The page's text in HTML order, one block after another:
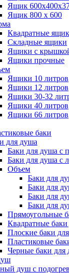
Ящик
Ящик 800 х 600
Квадратные
Складные ящики
Ящики с
Ящики прочные
Ящики 10 литров
Ящики 12 литров
Ящики 30-32
Ящики 40 литров
Ящики 66 литров
баки
для душа
Баки для душа с
Баки для душа с
Объем
Баки для
Баки для
Баки для
Баки для
Прямоугольные
Квадратные
Плоские баки
Пластиковые
Черные баки для
душ с